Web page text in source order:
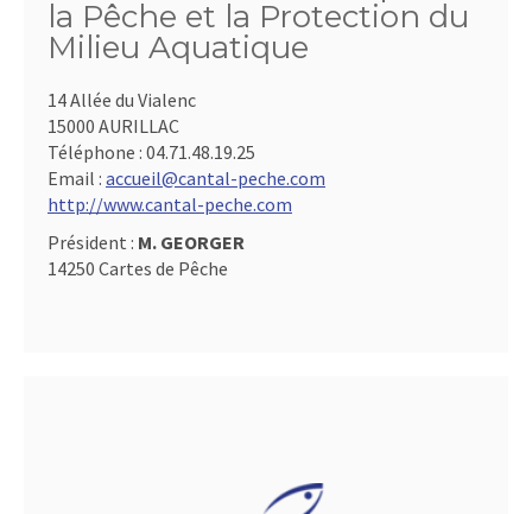
la Pêche et la Protection du
Milieu Aquatique
14 Allée du Vialenc
15000 AURILLAC
Téléphone : 04.71.48.19.25
Email : accueil@cantal-peche.com
http://www.cantal-peche.com
Président : M. GEORGER
14250 Cartes de Pêche